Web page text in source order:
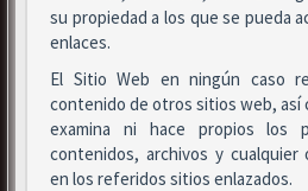
su propiedad a los que se pueda
enlaces.
El Sitio Web en ningún caso
contenido de otros sitios web, así
examina ni hace propios los
contenidos, archivos y
en los referidos sitios enlazados.